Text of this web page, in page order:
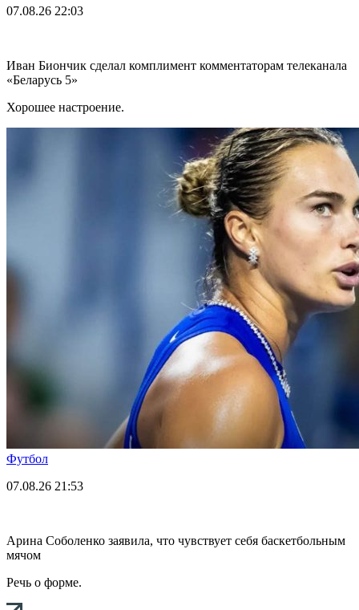
07.08.26 22:03
Иван Биончик сделал комплимент комментаторам телеканала
«Беларусь 5»
Хорошее настроение.
Футбол
07.08.26 21:53
Арина Соболенко заявила, что чувствует себя баскетбольным
мячом
Речь о форме.